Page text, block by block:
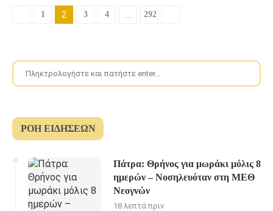
1 2 3 4 292
ΡΟΉ ΕΙΔΉΣΕΩΝ
Πάτρα: Θρήνος για μωράκι μόλις 8
ημερών – Νοσηλευόταν στη ΜΕΘ
Νεογνών
18 λεπτά πριν